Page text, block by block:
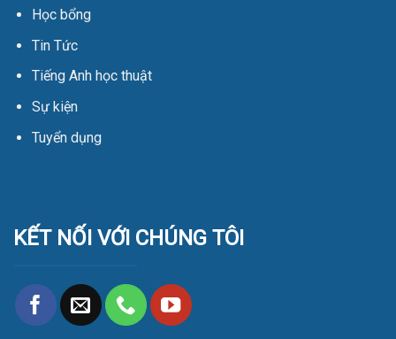
Học bổng
Tin Tức
Tiếng Anh học thuật
Sự kiện
Tuyển dụng
KẾT NỐI VỚI CHÚNG TÔI